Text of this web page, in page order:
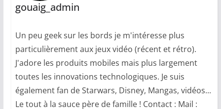
gouaig_admin
Un peu geek sur les bords je m'intéresse plus
particulièrement aux jeux vidéo (récent et rétro).
J'adore les produits mobiles mais plus largement
toutes les innovations technologiques. Je suis
également fan de Starwars, Disney, Mangas, vidéos...
Le tout à la sauce père de famille ! Contact : Mail :